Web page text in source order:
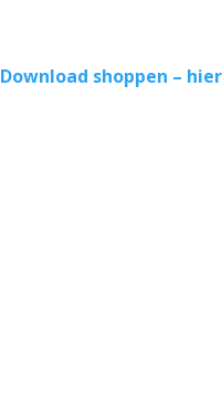
Download shoppen –